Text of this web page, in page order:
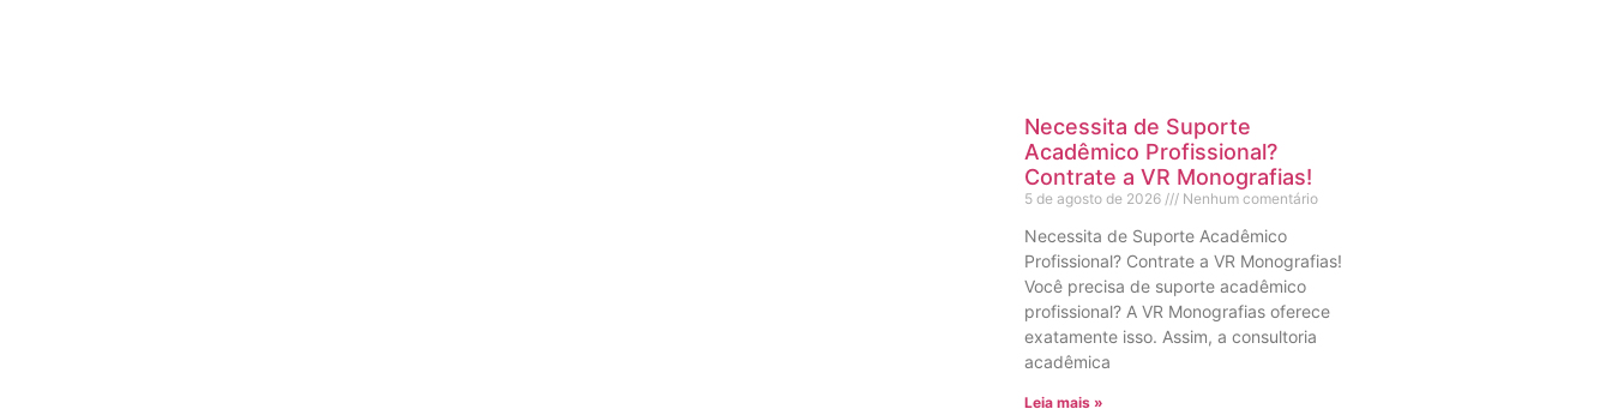
Necessita de Suporte
Acadêmico Profissional?
Contrate a VR Monografias!
5 de agosto de 2026 Nenhum comentário
Necessita de Suporte Acadêmico
Profissional? Contrate a VR Monografias!
Você precisa de suporte acadêmico
profissional? A VR Monografias oferece
exatamente isso. Assim, a consultoria
acadêmica
Leia mais »